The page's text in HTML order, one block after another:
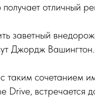
получает отличный
заветный
Джордж
таким сочетанием
встречается